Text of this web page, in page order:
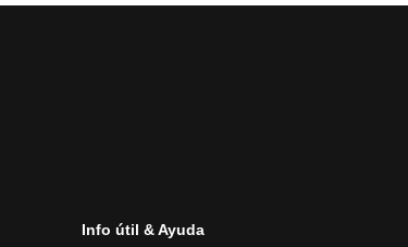
Info útil & Ayuda